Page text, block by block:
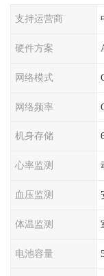
支持运营商
硬件方案
网络模式
网络频率
机身存储
心率监测
血压监测
体温监测
电池容量